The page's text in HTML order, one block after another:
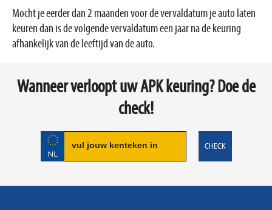
Mocht je eerder dan 2 maanden voor de vervaldatum je auto laten
keuren dan is de volgende vervaldatum een jaar na de keuring
afhankelijk van de leeftijd van de auto.
Wanneer verloopt uw APK keuring? Doe de
check!
CHECK